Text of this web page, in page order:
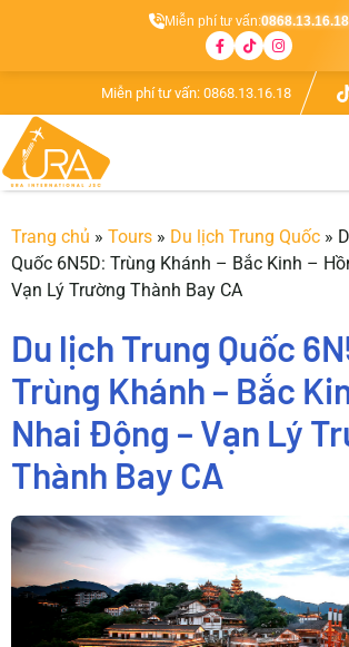
Miễn phí tư vấn:0868.13.16.18
đến
nội
dung
Miễn phí tư vấn: 0868.13.16.18
Trang chủ »Tours » Du lịch Trung Quốc »
Quốc 6N5D: Trùng Khánh – Bắc Kinh –
Vạn Lý Trường Thành Bay CA
Du lịch Trung Quốc
Trùng Khánh – Bắc
Nhai Động – Vạn Lý
Thành Bay CA